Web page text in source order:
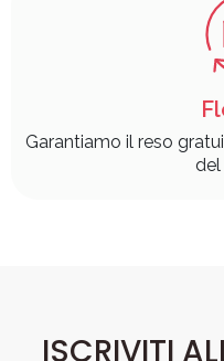
Garantiamo il reso
ISCRIVITI